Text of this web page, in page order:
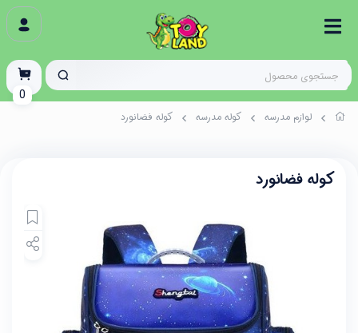
لوازم مدرسه کوله مدرسه کوله فضانورد
کوله فضانورد
0